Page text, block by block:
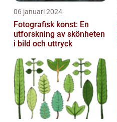
06 januari 2024
Fotografisk konst: En
utforskning av skönheten
i bild och uttryck